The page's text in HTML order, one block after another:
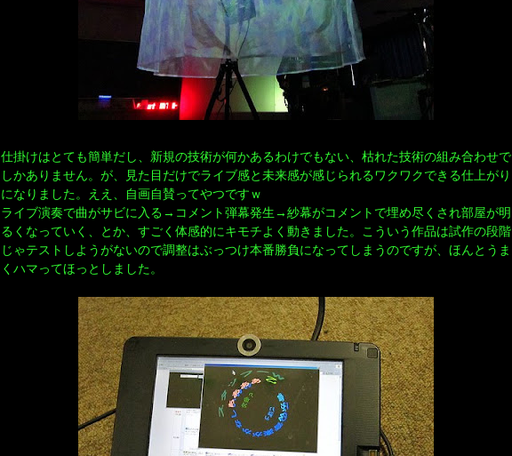
仕掛けはとても簡単だし、新規の技術が何かあるわけでもない、枯れた技術の組み合わせで
しかありません。が、見た目だけでライブ感と未来感が感じられるワクワクできる仕上がり
になりました。ええ、自画自賛ってやつですｗ
ライブ演奏で曲がサビに入る→コメント弾幕発生→紗幕がコメントで埋め尽くされ部屋が明
るくなっていく、とか、すごく体感的にキモチよく動きました。こういう作品は試作の段階
じゃテストしようがないので調整はぶっつけ本番勝負になってしまうのですが、ほんとうま
くハマってほっとしました。